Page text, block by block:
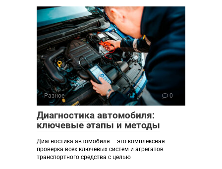
Разное 0
Диагностика автомобиля:
ключевые этапы и методы
Диагностика автомобиля – это комплексная
проверка всех ключевых систем и агрегатов
транспортного средства с целью